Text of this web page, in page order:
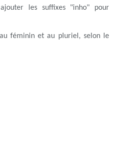
les suffixes "inho" pour
féminin et au pluriel, selon le